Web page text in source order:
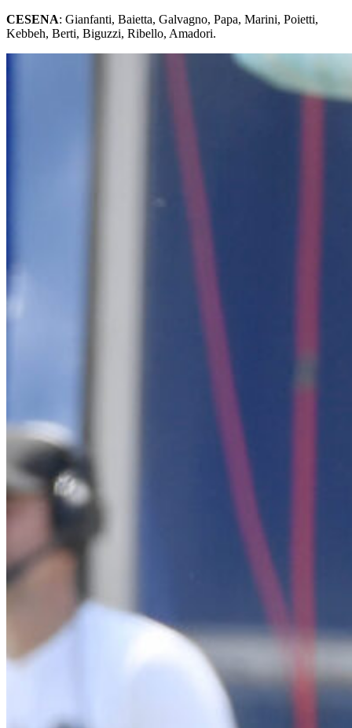
CESENA: Gianfanti, Baietta, Galvagno, Papa, Marini, Poietti,
Kebbeh, Berti, Biguzzi, Ribello, Amadori.